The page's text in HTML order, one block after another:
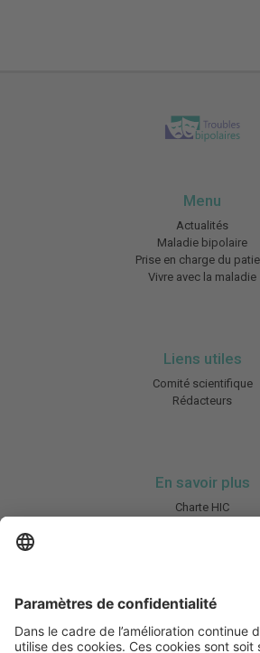
Menu
Actualités
Maladie bipolaire
Prise en charge du
Vivre avec la maladie
Liens utiles
Comité scientifique
Rédacteurs
En savoir plus
Charte HIC
Abonnez-vous à notre